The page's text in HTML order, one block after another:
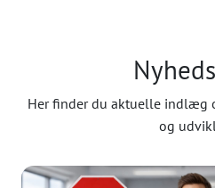
Her finder du aktuelle indlæg
og